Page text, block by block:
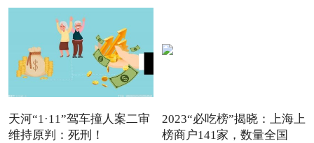
天河“1·11”驾车撞人案二审
维持原判：死刑！
2023“必吃榜”揭晓：上海上
榜商户141家，数量全国